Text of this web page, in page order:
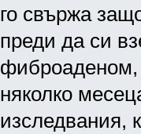
го свържа
преди да си
фиброаденом,
няколко
изследвания,